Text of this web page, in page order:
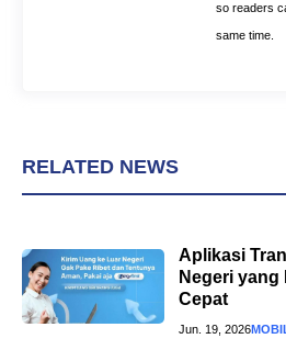
so readers
same time.
RELATED NEWS
Aplikasi
Negeri yang
Cepat
Jun. 19, 2026